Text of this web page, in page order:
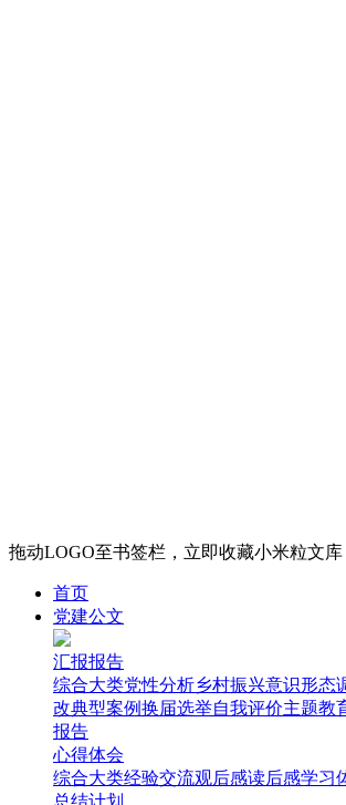
拖动LOGO至书签栏，立即收藏小米粒文库
首页
党建公文
汇报报告
综合大类党性分析乡村振兴意识形态
改典型案例换届选举自我评价主题教
报告
心得体会
综合大类经验交流观后感读后感学习
总结计划